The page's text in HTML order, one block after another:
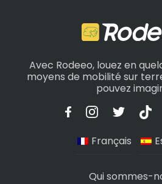
Avec Rodeeo, louez en
moyens de mobilité sur
pouvez
Français
Qui sommes-